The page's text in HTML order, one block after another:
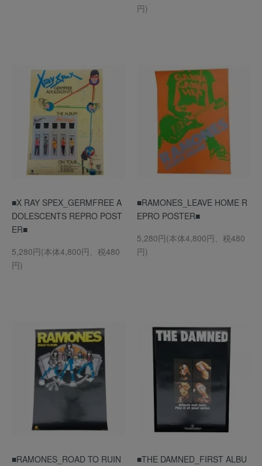
円)
■X RAY SPEX_GERMFREE A
DOLESCENTS REPRO POST
ER■
5,280円(本体4,800円、税480
円)
■RAMONES_LEAVE HOME R
EPRO POSTER■
5,280円(本体4,800円、税480
円)
■RAMONES_ROAD TO RUIN
■THE DAMNED_FIRST ALBU